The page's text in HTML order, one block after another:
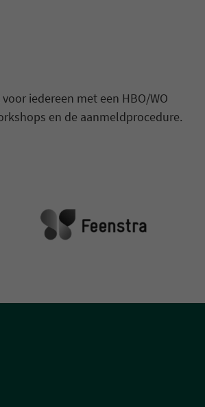
iedereen met een HBO/WO
en de aanmeldprocedure.